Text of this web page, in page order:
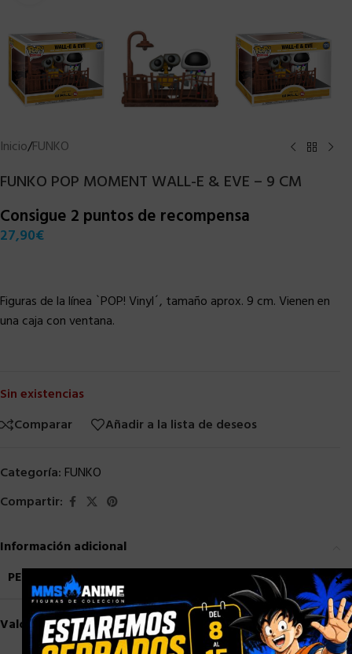
Inicio/FUNKO
FUNKO POP MOMENT WALL-E & EVE – 9 CM
Consigue 2 puntos de recompensa
27,90€
Figuras de la línea `POP! Vinyl´, tamaño aprox. 9 cm. Vienen en
una caja con ventana.
Sin existencias
Comparar
Añadir a la lista de deseos
Categoría: FUNKO
Compartir:
Información adicional
PESO
1,5 kg
Valoraciones (0)
×